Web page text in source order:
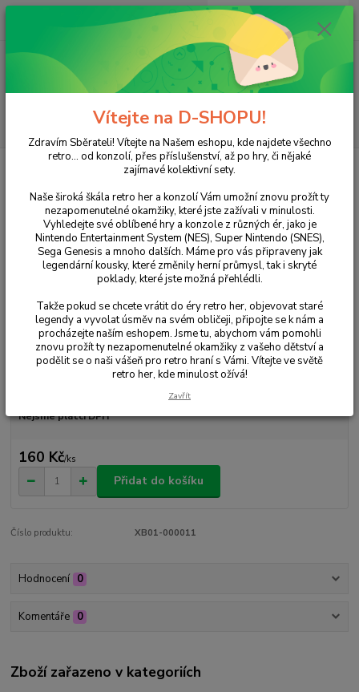
Menu
(Po-Pá, 15:00-20:00 hod.)
ks
0 Kč
XBOX 360 Borderlands 2
Borderlands 2
Ohodnotit produkt
Nejsme plátci DPH
160 Kč/ks
Přidat do košíku
Číslo produktu: XB01-000011
Hodnocení 0
Komentáře 0
Zboží zařazeno v kategoriích
Vítejte na D-SHOPU!
Zdravím Sběrateli! Vítejte na Našem eshopu, kde najdete všechno
retro... od konzolí, přes příslušenství, až po hry, či nějaké
zajímavé kolektivní sety.
Naše široká škála retro her a konzolí Vám umožní znovu prožít ty
nezapomenutelné okamžiky, které jste zažívali v minulosti.
Vyhledejte své oblíbené hry a konzole z různých ér, jako je
Nintendo Entertainment System (NES), Super Nintendo (SNES),
Sega Genesis a mnoho dalších. Máme pro vás připraveny jak
legendární kousky, které změnily herní průmysl, tak i skryté
poklady, které jste možná přehlédli.
Takže pokud se chcete vrátit do éry retro her, objevovat staré
legendy a vyvolat úsměv na svém obličeji, připojte se k nám a
procházejte naším eshopem. Jsme tu, abychom vám pomohli
znovu prožít ty nezapomenutelné okamžiky z vašeho dětství a
podělit se o naši vášeň pro retro hraní s Vámi. Vítejte ve světě
retro her, kde minulost ožívá!
Zavřít